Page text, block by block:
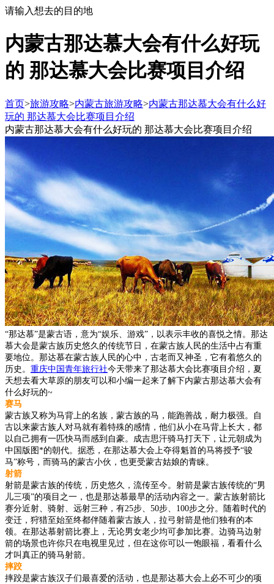
请输入想去的目的地
内蒙古那达慕大会有什么好玩
的 那达慕大会比赛项目介绍
首页>旅游攻略>内蒙古旅游攻略>内蒙古那达慕大会有什么好
玩的 那达慕大会比赛项目介绍
内蒙古那达慕大会有什么好玩的 那达慕大会比赛项目介绍
“那达慕”是蒙古语，意为“娱乐、游戏”，以表示丰收的喜悦之情。那达
慕大会是蒙古族历史悠久的传统节日，在蒙古族人民的生活中占有重
要地位。那达慕在蒙古族人民的心中，古老而又神圣，它有着悠久的
历史。 重庆中国青年旅行社今天带来了那达慕大会比赛项目介绍，夏
天想去看大草原的朋友可以和小编一起来了解下内蒙古那达慕大会有
什么好玩的~
赛马
蒙古族又称为马背上的名族，蒙古族的马，能跑善战，耐力极强。自
古以来蒙古族人对马就有着特殊的感情，他们从小在马背上长大，都
以自己拥有一匹快马而感到自豪。成吉思汗骑马打天下，让元朝成为
中国版图*的朝代。据悉，在那达慕大会上夺得魁首的马将授予“骏
马”称号，而骑马的蒙古小伙，也更受蒙古姑娘的青睐。
射箭
射箭是蒙古族的传统，历史悠久，流传至今。射箭是蒙古族传统的“男
儿三项”的项目之一，也是那达慕最早的活动内容之一。蒙古族射箭比
赛分近射、骑射、远射三种，有25步、50步、100步之分。随着时代的
变迁，狩猎至始至终都伴随着蒙古族人，拉弓射箭是他们独有的本
领。在那达慕射箭比赛上，无论男女老少均可参加比赛。边骑马边射
箭的场景也许你只在电视里见过，但在这你可以一饱眼福，看看什么
才叫真正的骑马射箭。
摔跤
摔跤是蒙古族汉子们最喜爱的活动，也是那达慕大会上必不可少的项